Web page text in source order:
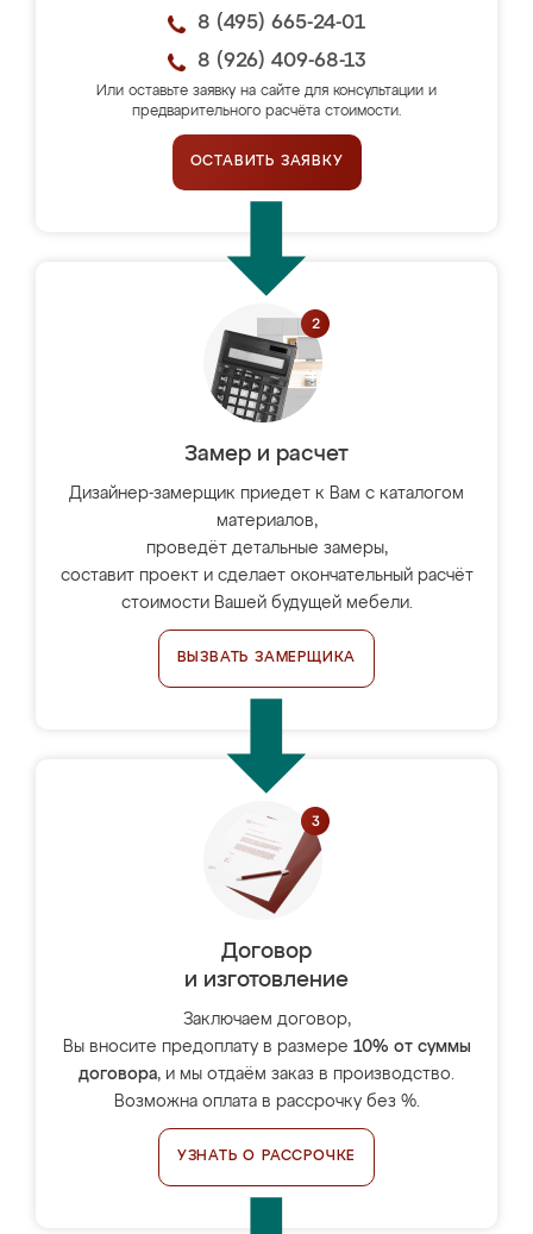
8 (495) 665-24-01
8 (926) 409-68-13
Или оставьте заявку на сайте для консультации и
предварительного расчёта стоимости.
ОСТАВИТЬ ЗАЯВКУ
Замер и расчет
Дизайнер-замерщик приедет к Вам с каталогом
материалов,
проведёт детальные замеры,
составит проект и сделает окончательный расчёт
стоимости Вашей будущей мебели.
ВЫЗВАТЬ ЗАМЕРЩИКА
Договор
и изготовление
Заключаем договор,
Вы вносите предоплату в размере 10% от суммы
договора, и мы отдаём заказ в производство.
Возможна оплата в рассрочку без %.
УЗНАТЬ О РАССРОЧКЕ